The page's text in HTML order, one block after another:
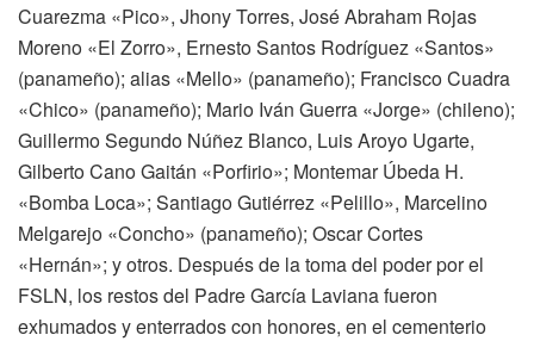
Cuarezma «Pico», Jhony Torres, José Abraham Rojas
Moreno «El Zorro», Ernesto Santos Rodríguez «Santos»
(panameño); alias «Mello» (panameño); Francisco Cuadra
«Chico» (panameño); Mario Iván Guerra «Jorge» (chileno);
Guillermo Segundo Núñez Blanco, Luis Aroyo Ugarte,
Gilberto Cano Gaitán «Porfirio»; Montemar Úbeda H.
«Bomba Loca»; Santiago Gutiérrez «Pelillo», Marcelino
Melgarejo «Concho» (panameño); Oscar Cortes
«Hernán»; y otros. Después de la toma del poder por el
FSLN, los restos del Padre García Laviana fueron
exhumados y enterrados con honores, en el cementerio